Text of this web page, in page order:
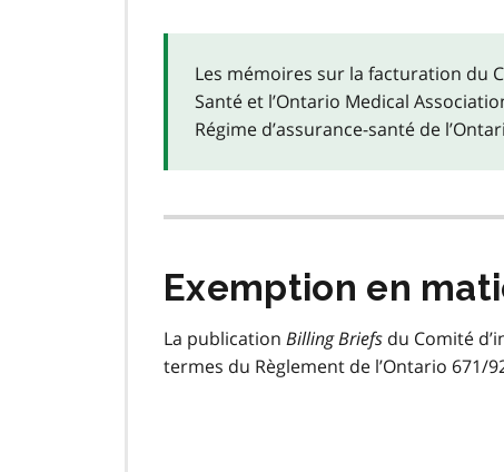
Les mémoires sur la facturation du
Santé et l’Ontario Medical
Régime d’assurance-santé de
Exemption en
La publication Billing Briefs du Comité
termes du Règlement de l’Ontario 671/